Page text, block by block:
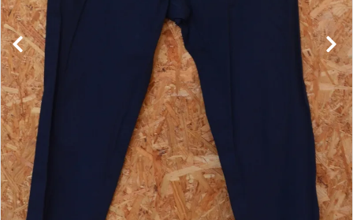
レンタル・修理
店舗情報
POLICY
INFORMATION
ACCOUNT MENU
ようこそ ゲスト 様